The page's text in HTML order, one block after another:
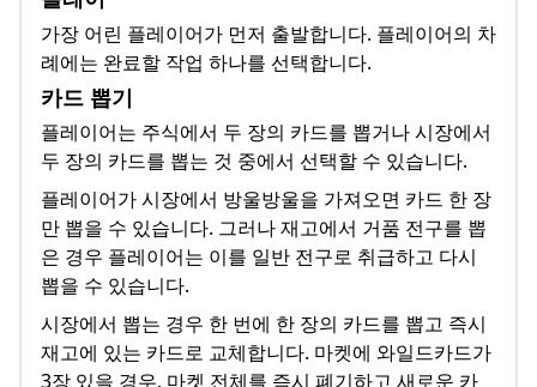
가장 어린 플레이어가 먼저 출발합니다. 플레이어의 차
례에는 완료할 작업 하나를 선택합니다.
카드 뽑기
플레이어는 주식에서 두 장의 카드를 뽑거나 시장에서
두 장의 카드를 뽑는 것 중에서 선택할 수 있습니다.
플레이어가 시장에서 방울방울을 가져오면 카드 한 장
만 뽑을 수 있습니다. 그러나 재고에서 거품 전구를 뽑
은 경우 플레이어는 이를 일반 전구로 취급하고 다시
뽑을 수 있습니다.
시장에서 뽑는 경우 한 번에 한 장의 카드를 뽑고 즉시
재고에 있는 카드로 교체합니다. 마켓에 와일드카드가
3장 있을 경우, 마켓 전체를 즉시 폐기하고 새로운 카